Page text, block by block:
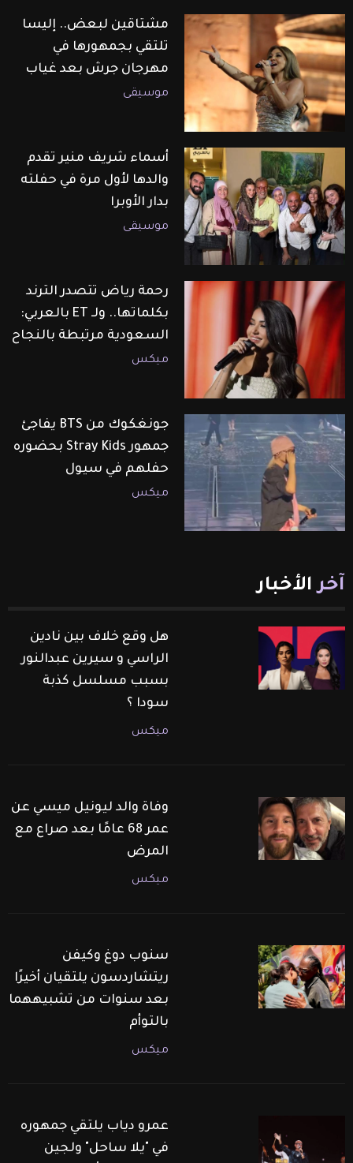
مشتاقين لبعض.. إليسا
تلتقي بجمهورها في
مهرجان جرش بعد غياب
موسيقى
أسماء شريف منير تقدم
والدها لأول مرة في حفلته
بدار الأوبرا
موسيقى
رحمة رياض تتصدر الترند
بكلماتها.. ولـ ET بالعربي:
السعودية مرتبطة بالنجاح
ميكس
جونغكوك من BTS يفاجئ
جمهور Stray Kids بحضوره
حفلهم في سيول
ميكس
آخر الأخبار
هل وقع خلاف بين نادين
الراسي و سيرين عبدالنور
بسبب مسلسل كذبة
سودا ؟
ميكس
وفاة والد ليونيل ميسي عن
عمر 68 عامًا بعد صراع مع
المرض
ميكس
سنوب دوغ وكيفن
ريتشاردسون يلتقيان أخيرًا
بعد سنوات من تشبيههما
بالتوأم
ميكس
عمرو دياب يلتقي جمهوره
في "يلا ساحل" ولجين